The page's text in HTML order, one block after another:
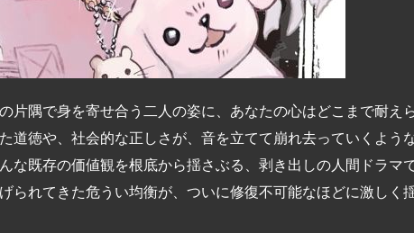
片隅で身を寄せ合う二人の姿に、あなたの心はどこまで耐え
道徳や、社会的な正しさが、音を立てて崩れ去っていくよう
な既存の価値観を根底から揺さぶる、剥き出しの人間ドラマ
られてきた危うい均衡が、ついに修復不可能なほどに激しく